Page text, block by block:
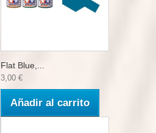
Flat Blue,...
3,00 €
Añadir al carrito